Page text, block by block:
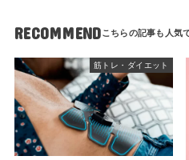
RECOMMEND
筋トレ・ダイエット